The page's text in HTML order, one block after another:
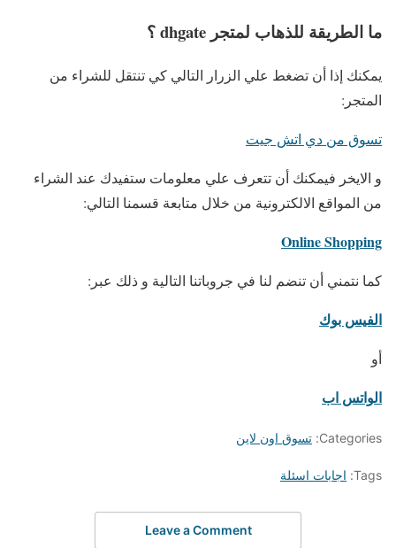
ما الطريقة للذهاب لمتجر dhgate ؟
يمكنك إذا أن تضغط علي الزرار التالي كي تنتقل للشراء من
المتجر:
تسوق من دي اتش جيت
و الايخر فيمكنك أن تتعرف علي معلومات ستفيدك عند الشراء
من المواقع الالكترونية من خلال متابعة قسمنا التالي:
Online Shopping
كما نتمني أن تنضم لنا في جروباتنا التالية و ذلك عبر:
الفيس بوك
أو
الواتس اب
Categories: تسوق اون لاين
Tags: اجابات اسئلة
Leave a Comment